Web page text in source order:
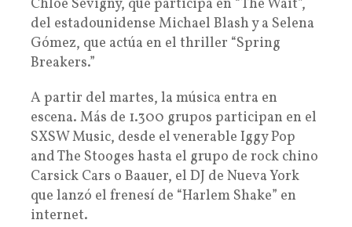
Chloe Sevigny, que participa en “The Wait”,
del estadounidense Michael Blash y a Selena
Gómez, que actúa en el thriller “Spring
Breakers.”
A partir del martes, la música entra en
escena. Más de 1.300 grupos participan en el
SXSW Music, desde el venerable Iggy Pop
and The Stooges hasta el grupo de rock chino
Carsick Cars o Baauer, el DJ de Nueva York
que lanzó el frenesí de “Harlem Shake” en
internet.